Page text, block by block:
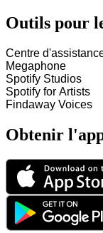
Outils pour
Centre
Megaphone
Spotify Studios
Spotify for Artists
Findaway Voices
Obtenir